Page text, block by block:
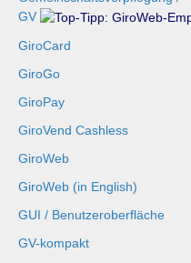
GV
GiroCard
GiroGo
GiroPay
GiroVend Cashless
GiroWeb
GiroWeb (in English)
GUI / Benutzeroberfläche
GV-kompakt